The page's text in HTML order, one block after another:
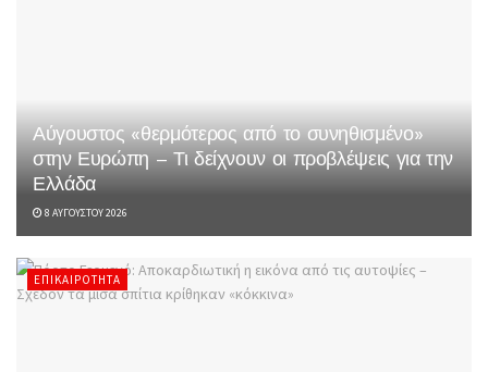
Αύγουστος «θερμότερος από το συνηθισμένο»
στην Ευρώπη – Τι δείχνουν οι προβλέψεις για την
Ελλάδα
8 ΑΥΓΟΎΣΤΟΥ 2026
ΕΠΙΚΑΙΡΌΤΗΤΑ